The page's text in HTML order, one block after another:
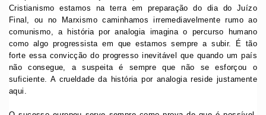
Cristianismo estamos na terra em preparação do dia do Juízo
Final, ou no Marxismo caminhamos irremediavelmente rumo ao
comunismo, a história por analogia imagina o percurso humano
como algo progressista em que estamos sempre a subir. É tão
forte essa convicção do progresso inevitável que quando um país
não consegue, a suspeita é sempre que não se esforçou o
suficiente. A crueldade da história por analogia reside justamente
aqui.